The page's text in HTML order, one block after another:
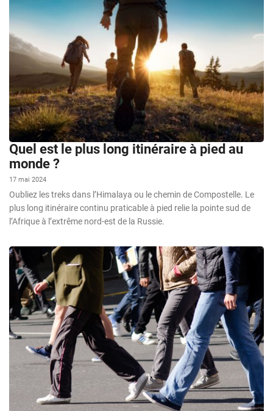
Quel est le plus long itinéraire à pied au
monde ?
17 mai 2024
Oubliez les treks dans l’Himalaya ou le chemin de Compostelle. Le
plus long itinéraire continu praticable à pied relie la pointe sud de
l’Afrique à l’extrême nord-est de la Russie.